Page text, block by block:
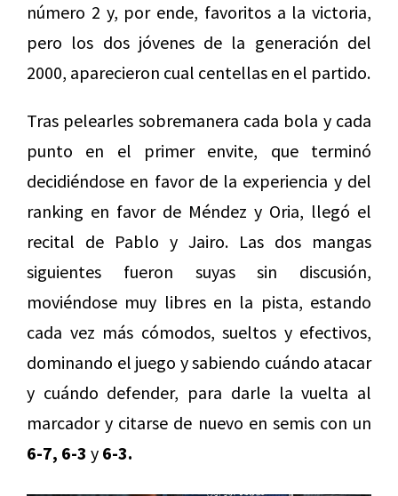
número 2 y, por ende, favoritos a la victoria,
pero los dos jóvenes de la generación del
2000, aparecieron cual centellas en el partido.
Tras pelearles sobremanera cada bola y cada
punto en el primer envite, que terminó
decidiéndose en favor de la experiencia y del
ranking en favor de Méndez y Oria, llegó el
recital de Pablo y Jairo. Las dos mangas
siguientes fueron suyas sin discusión,
moviéndose muy libres en la pista, estando
cada vez más cómodos, sueltos y efectivos,
dominando el juego y sabiendo cuándo atacar
y cuándo defender, para darle la vuelta al
marcador y citarse de nuevo en semis con un
6-7, 6-3 y 6-3.